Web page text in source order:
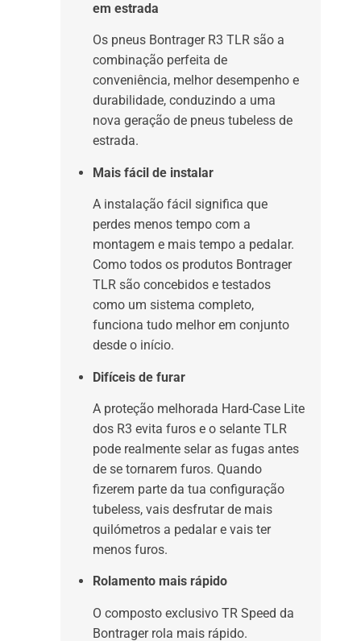
em estrada
Os pneus Bontrager R3 TLR são a
combinação perfeita de
conveniência, melhor desempenho e
durabilidade, conduzindo a uma
nova geração de pneus tubeless de
estrada.
Mais fácil de instalar
A instalação fácil significa que
perdes menos tempo com a
montagem e mais tempo a pedalar.
Como todos os produtos Bontrager
TLR são concebidos e testados
como um sistema completo,
funciona tudo melhor em conjunto
desde o início.
Difíceis de furar
A proteção melhorada Hard-Case Lite
dos R3 evita furos e o selante TLR
pode realmente selar as fugas antes
de se tornarem furos. Quando
fizerem parte da tua configuração
tubeless, vais desfrutar de mais
quilómetros a pedalar e vais ter
menos furos.
Rolamento mais rápido
O composto exclusivo TR Speed da
Bontrager rola mais rápido.